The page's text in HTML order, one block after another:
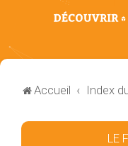
Accueil Index
LE